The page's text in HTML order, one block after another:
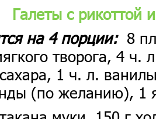
Галеты с рикоттой
на 4 порции:8
творога, 4 ч.
1 ч. л.
(по желанию), 1